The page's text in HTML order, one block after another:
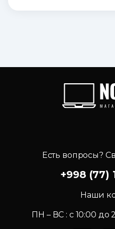
Есть вопросы?
+998 (77)
Наши
ПН – ВС : c 10:00 до